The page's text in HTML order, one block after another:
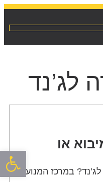
פתח
לג’נד
או
במרכז המנוע,